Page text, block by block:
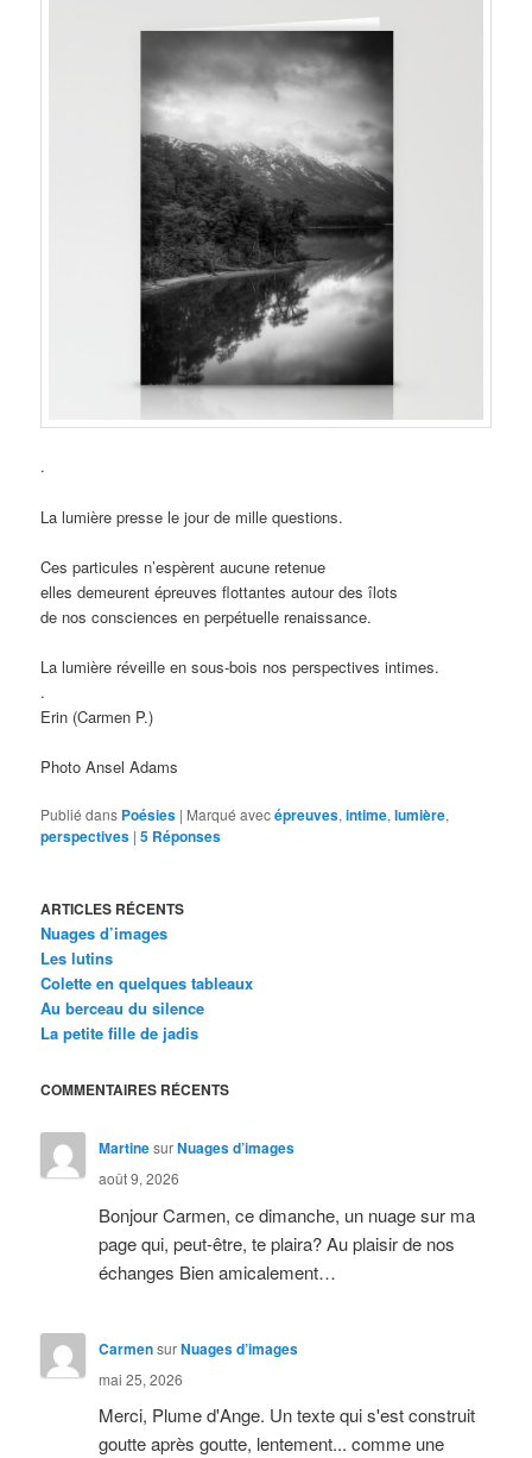
.
La lumière presse le jour de mille questions.
Ces particules n’espèrent aucune retenue
elles demeurent épreuves flottantes autour des îlots
de nos consciences en perpétuelle renaissance.
La lumière réveille en sous-bois nos perspectives intimes.
.
Erin (Carmen P.)
Photo Ansel Adams
Publié dans Poésies | Marqué avecépreuves,intime,lumière,
perspectives |5 Réponses
ARTICLES RÉCENTS
Nuages d’images
Les lutins
Colette en quelques tableaux
Au berceau du silence
La petite fille de jadis
COMMENTAIRES RÉCENTS
MartinesurNuages d’images
août 9, 2026
Bonjour Carmen, ce dimanche, un nuage sur ma
page qui, peut-être, te plaira? Au plaisir de nos
échanges Bien amicalement…
CarmensurNuages d’images
mai 25, 2026
Merci, Plume d'Ange. Un texte qui s'est construit
goutte après goutte, lentement... comme une